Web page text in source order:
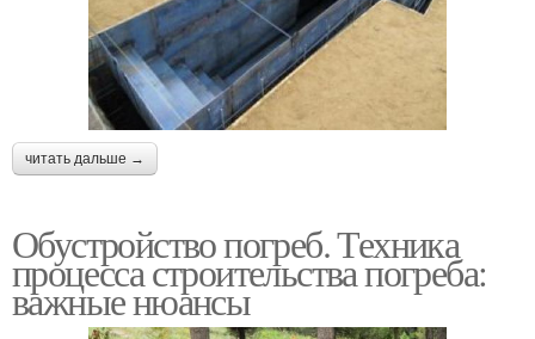
читать дальше →
Обустройство погреб. Техника
процесса строительства погреба:
важные нюансы